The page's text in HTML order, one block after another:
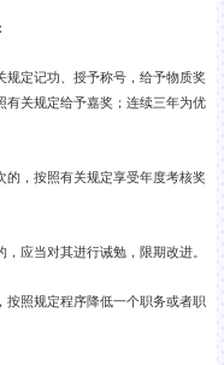
定记功、授予称号，给予物质奖
关规定给予嘉奖；连续三年为优
，按照有关规定享受年度考核奖
应当对其进行诫勉，限期改进。
照规定程序降低一个职务或者职